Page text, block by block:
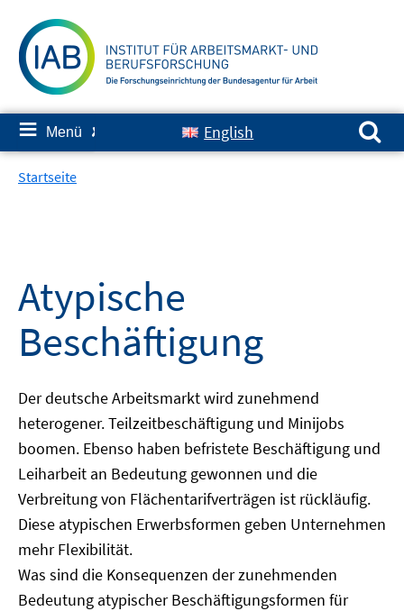
zum
Inhalt
≡ Menü ✘ English
Suchen nach:
Startseite
Atypische
Beschäftigung
Der deutsche Arbeitsmarkt wird zunehmend
heterogener. Teilzeitbeschäftigung und Minijobs
boomen. Ebenso haben befristete Beschäftigung und
Leiharbeit an Bedeutung gewonnen und die
Verbreitung von Flächentarifverträgen ist rückläufig.
Diese atypischen Erwerbsformen geben Unternehmen
mehr Flexibilität.
Was sind die Konsequenzen der zunehmenden
Bedeutung atypischer Beschäftigungsformen für